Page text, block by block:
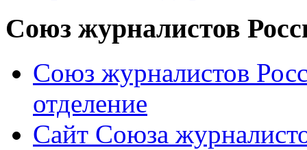
Союз журналистов
Союз журналистов
отделение
Сайт Союза